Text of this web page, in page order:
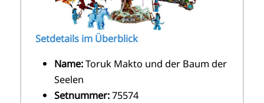
Setdetails im Überblick
Name:Toruk Makto und der Baum der
Seelen
Setnummer:75574